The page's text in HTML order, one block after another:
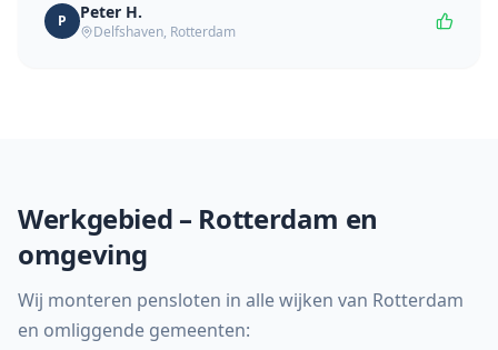
P Peter H.
Delfshaven, Rotterdam
Werkgebied – Rotterdam en
omgeving
Wij monteren pensloten in alle wijken van Rotterdam
en omliggende gemeenten: